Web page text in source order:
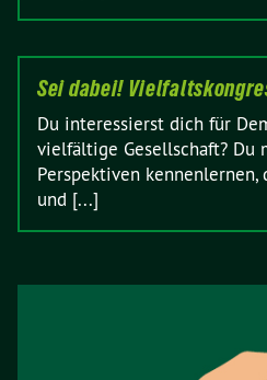
Sei dabei!
Du interessierst dich für
vielfältige Gesellschaft? Du
Perspektiven kennenlernen,
und [...]